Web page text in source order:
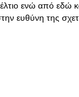
ενώ από
ευθύνη της